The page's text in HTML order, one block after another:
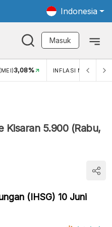
Indonesia
Masuk
3,08% INFLASI MOM (MEI)
Kisaran 5.900 (Rabu,
(IHSG) 10 Juni